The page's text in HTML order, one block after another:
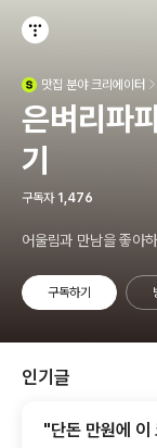
맛집 분야 크리에이터
은벼리파
기
구독자 1,476
구독하기
인기글
"단돈 만원에 이